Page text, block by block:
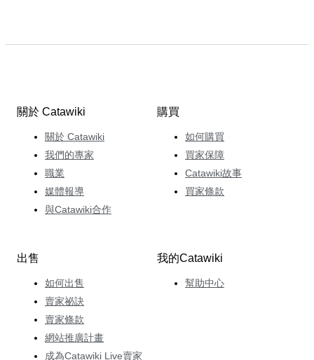
關於 Catawiki
關於 Catawiki
我們的專家
職業
媒體報導
與Catawiki合作
購買
如何購買
買家保障
Catawiki故事
買家條款
出售
如何出售
賣家祕訣
賣家條款
網站推廣計畫
成為Catawiki Live賣家
我的Catawiki
幫助中心